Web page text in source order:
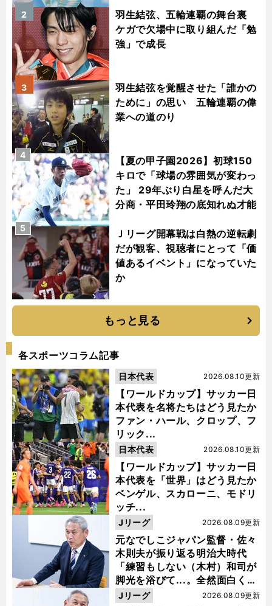
羽生結弦、五輪連覇の舞台裏
ケガで欠場中に取り組んだ「勉
強」で成長
2
羽生結弦を覚醒させた「誰かの
ために」の思い 五輪連覇の偉
業への道のり
3
【夏の甲子園2026】初球150
キロで「球場の雰囲気が変わっ
た」 29年ぶり白星を呼んだ大
分商・平田玲翔の底知れぬ才能
4
Ｊリーグ開幕戦は白熱の逆転劇
だが観客、視聴者にとって「価
値あるイベント」になっていた
か
5
もっと見る
各スポーツコラム記事
【ワールドカップ】サッカー日
本代表を名将たちはどう見たか
ファン・ハール、クロップ、フ
リック...
2026.08.10更新
日本代表
【ワールドカップ】サッカー日
本代表を「世界」はどう見たか
ベンゲル、スカローニ、モドリ
ッチ...
2026.08.10更新
日本代表
元なでしこジャパン監督・佐々
木則夫が振り返る明治大時代
「練習もしない（木村）和司が
脚光を浴びて...。全然面白くな
い４年間でした」
2026.08.09更新
Jリーグ
2026.08.09更新
Jリーグ